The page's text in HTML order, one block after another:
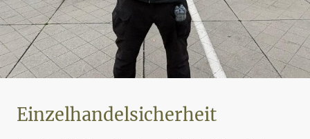
Einzelhandelsicherheit